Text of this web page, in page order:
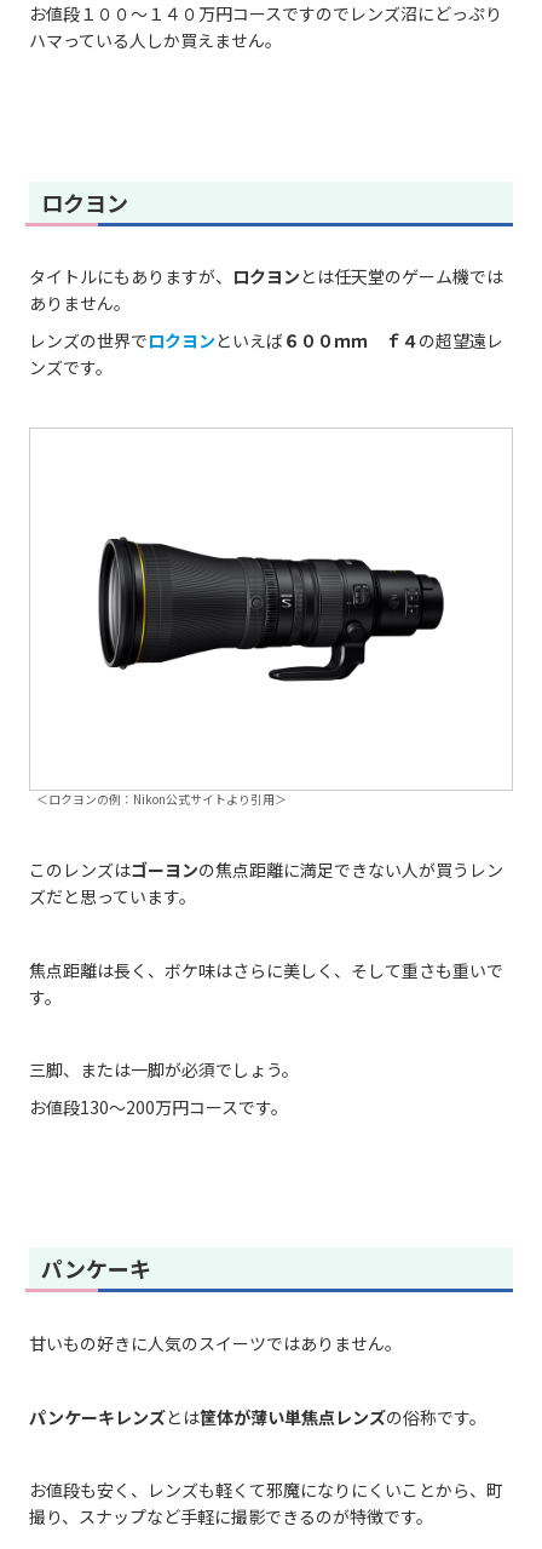
お値段１００～１４０万円コースですのでレンズ沼にどっぷり
ハマっている人しか買えません。
ロクヨン
タイトルにもありますが、 ロクヨンとは任天堂のゲーム機では
ありません。
レンズの世界でロクヨンといえば６００ｍｍ ｆ４の超望遠レ
ンズです。
＜ロクヨンの例：Nikon公式サイトより引用＞
このレンズはゴーヨンの焦点距離に満足できない人が買うレン
ズだと思っています。
焦点距離は長く、ボケ味はさらに美しく、そして重さも重いで
す。
三脚、または一脚が必須でしょう。
お値段130～200万円コースです。
パンケーキ
甘いもの好きに人気のスイーツではありません。
パンケーキレンズとは筐体が薄い単焦点レンズの俗称です。
お値段も安く、レンズも軽くて邪魔になりにくいことから、町
撮り、スナップなど手軽に撮影できるのが特徴です。